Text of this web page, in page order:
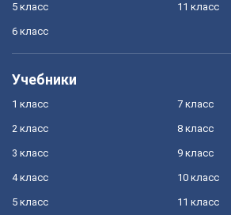
5 класс
6 класс
11 класс
Учебники
1 класс
2 класс
3 класс
4 класс
5 класс
7 класс
8 класс
9 класс
10 класс
11 класс